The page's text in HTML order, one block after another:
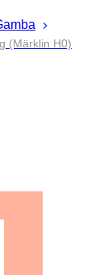
(Märklin H0)